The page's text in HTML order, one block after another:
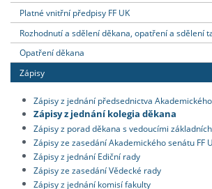
Platné vnitřní předpisy FF UK
Rozhodnutí a sdělení děkana, opatření a sdělení
Opatření děkana
Zápisy
Zápisy z jednání předsednictva Akademického
Zápisy z jednání kolegia děkana
Zápisy z porad děkana s vedoucími
Zápisy ze zasedání Akademického senátu FF
Zápisy z jednání Ediční rady
Zápisy ze zasedání Vědecké rady
Zápisy z jednání komisí fakulty